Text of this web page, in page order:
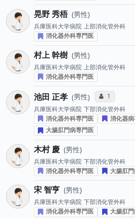
晃野 秀梧 男性
兵庫医科大学病院 上部消化管外科
消化器外科専門医
村上 幹樹 男性
兵庫医科大学病院 上部消化管外科
消化器外科専門医
池田 正孝 男性 コミュニケ
1
兵庫医科大学病院 下部消化管外科
消化器外科専門医
消化器
大腸肛門病専門医
木村 慶 男性
兵庫医科大学病院 下部消化管外科
消化器外科専門医
大腸肛
宋 智亨 男性
兵庫医科大学病院 下部消化管外科
消化器外科専門医
大腸肛